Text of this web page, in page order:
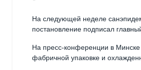
На следующей неделе
постановление подписал
На пресс-конференции в
фабричной упаковке и